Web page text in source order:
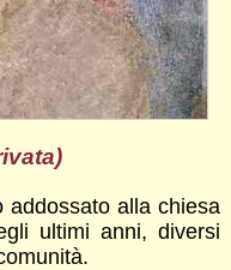
addossato alla chiesa
ultimi anni, diversi